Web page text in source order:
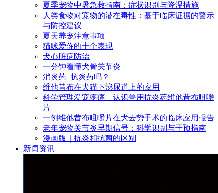
夏季宠物中暑急救指南：症状识别与降温措施
人类食物对宠物的潜在毒性：基于临床证据的警示
与防控建议
夏天养宠注意事项
猫咪爱你的十个表现
犬心脏病防治
一分钟看懂犬骨关节炎
消炎药=抗炎药吗？
维他昔布在犬猫下泌尿道上的应用
科学管理爱宠疼痛：认识兽用抗炎药维他昔布咀嚼
片
一例维他昔布咀嚼片在犬去势手术的临床应用报告
老年宠物关节炎早期信号：科学识别与干预指南
漫画版｜抗炎和抗菌的区别
新闻资讯